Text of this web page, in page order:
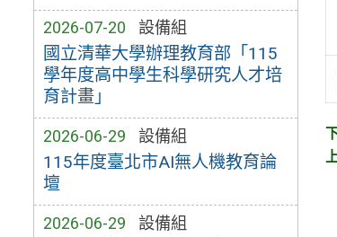
2026-07-20 設備組
國立清華大學辦理教育部「115
學年度高中學生科學研究人才培
育計畫」
2026-06-29 設備組
115年度臺北市AI無人機教育論
壇
2026-06-29 設備組